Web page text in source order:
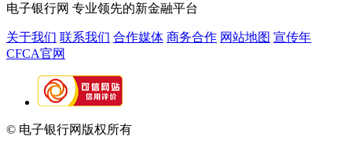
电子银行网 专业领先的新金融平台
关于我们 联系我们 合作媒体 商务合作 网站地图 宣传年
CFCA官网
© 电子银行网版权所有